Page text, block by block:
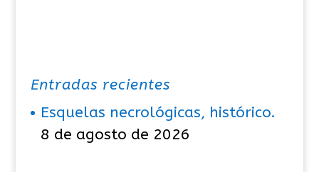
Entradas recientes
Esquelas necrológicas, histórico.
8 de agosto de 2026